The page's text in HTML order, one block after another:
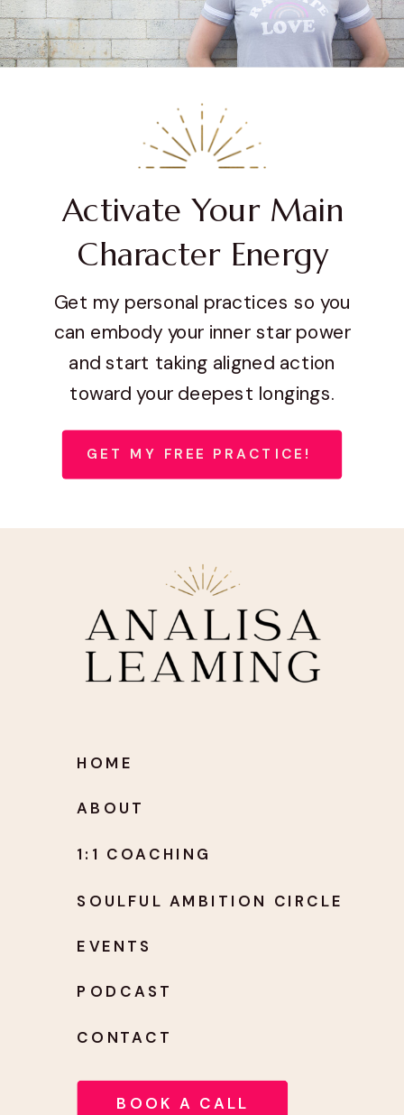
Activate Your Main
Character Energy
Get my personal practices so you
can embody your inner star power
and start taking aligned action
toward your deepest longings.
GET MY FREE PRACTICE!
1:1 COACHING
ABOUT
PODCAST
EVENTS
HOME
SOULFUL AMBITION CIRCLE
BOOK A CALL
CONTACT